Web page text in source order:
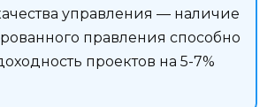
управления — наличие
правления способно
проектов на 5-7%